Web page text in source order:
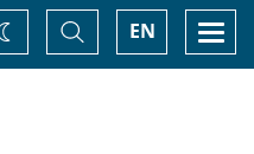
EN
Basculer
la
recherche
Changez
de